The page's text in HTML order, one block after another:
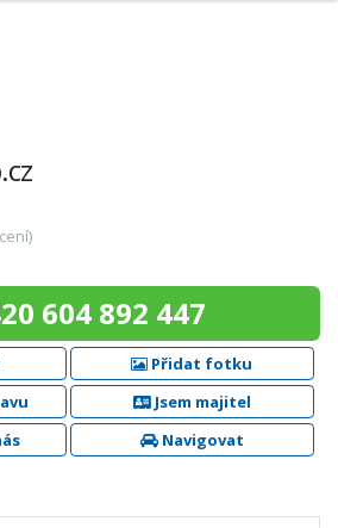
604 892 447
Přidat fotku
Jsem majitel
Navigovat